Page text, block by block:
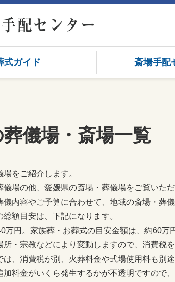
式ガイド 斎場手配
儀場・斎場一覧
をご紹介します。
場の他、愛媛県の斎場・葬儀場をご覧いただ
内容やご予算に合わせて、地域の斎場・葬
額目安は、下記になります。
万円。家族葬・お葬式の目安金額は、約60万
・宗教などにより変動しますので、消費税
、消費税が別、火葬料金や式場使用料も別
加料金がいくら発生するかが不透明ですので